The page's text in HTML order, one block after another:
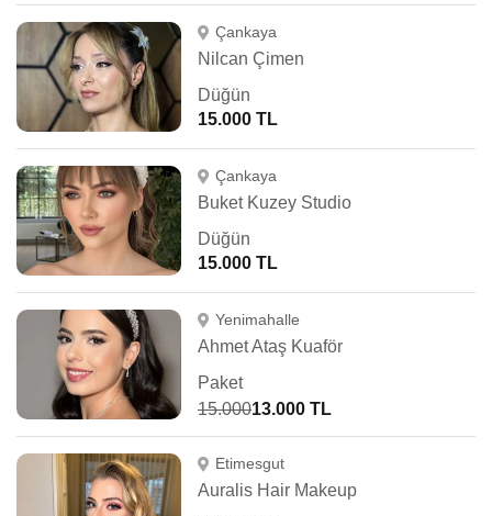
Çankaya
Nilcan Çimen
Düğün
15.000 TL
Çankaya
Buket Kuzey Studio
Düğün
15.000 TL
Yenimahalle
Ahmet Ataş Kuaför
Paket
15.00013.000 TL
Etimesgut
Auralis Hair Makeup